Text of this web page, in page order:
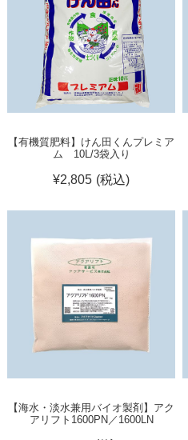
【有機質肥料】けん田くんプレミア
ム 10L/3袋入り
¥2,805 (税込)
【海水・淡水兼用バイオ製剤】アク
アリフト1600PN／1600LN